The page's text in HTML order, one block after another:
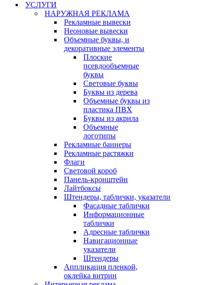
УСЛУГИ
НАРУЖНАЯ РЕКЛАМА
Рекламные вывески
Неоновые вывески
Объемные буквы, и
декоративные элементы
Плоские
псевдообъемные
буквы
Световые буквы
Буквы из дерева
Объемные буквы из
пластика ПВХ
Буквы из акрила
Объемные
логотипы
Рекламные баннеры
Рекламные растяжки
Флаги
Световой короб
Панель-кронштейн
Лайтбоксы
Штендеры, таблички, указатели
Фасадные таблички
Информационные
таблички
Адресные таблички
Навигационные
указатели
Штендеры
Аппликация пленкой,
оклейка витрин